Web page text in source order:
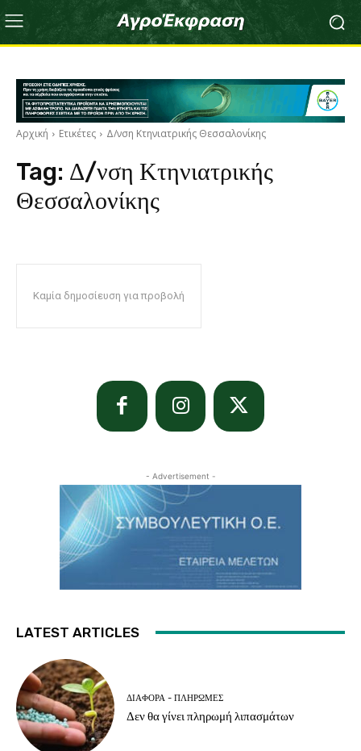
Αρχική Ετικέτες Δ/νση Κτηνιατρικής Θεσσαλονίκης
Tag: Δ/νση Κτηνιατρικής
Θεσσαλονίκης
Καμία δημοσίευση για προβολή
- Advertisement -
LATEST ARTICLES
ΔΙΆΦΟΡΑ - ΠΛΗΡΩΜΈΣ
Δεν θα γίνει πληρωμή λιπασμάτων